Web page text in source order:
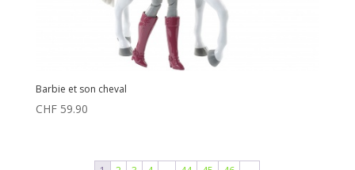
Barbie et son cheval
CHF59.90